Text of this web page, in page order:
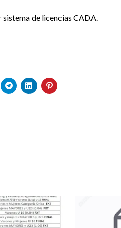
de licencias CADA.